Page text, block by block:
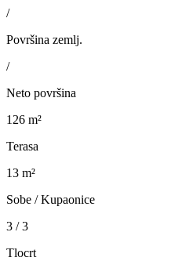
/
Površina zemlj.
/
Neto površina
126 m²
Terasa
13 m²
Sobe / Kupaonice
3 / 3
Tlocrt